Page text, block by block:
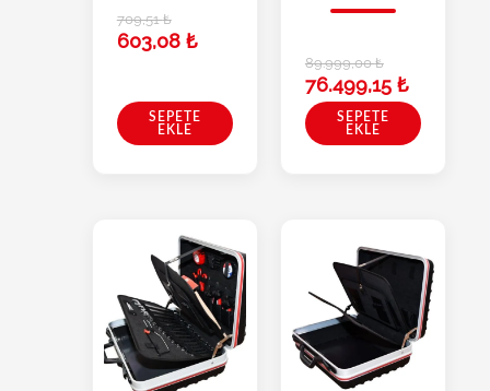
709,51₺
603,08 ₺
SEPETE
EKLE
89.999,00₺
76.499,15 ₺
SEPETE
EKLE